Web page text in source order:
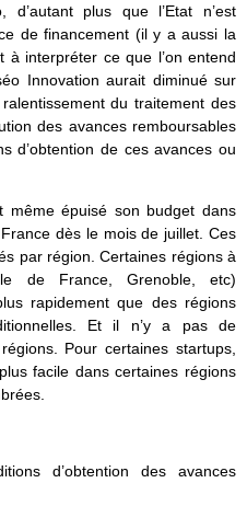
plus que l’Etat n’est
de financement (il y a aussi la
interpréter ce que l’on entend
Innovation aurait diminué sur
du traitement des
des avances remboursables
d’obtention de ces avances ou
même épuisé son budget dans
dès le mois de juillet. Ces
par région. Certaines régions à
de France, Grenoble, etc)
rapidement que des régions
Et il n’y a pas de
Pour certaines startups,
facile dans certaines régions
d’obtention des avances